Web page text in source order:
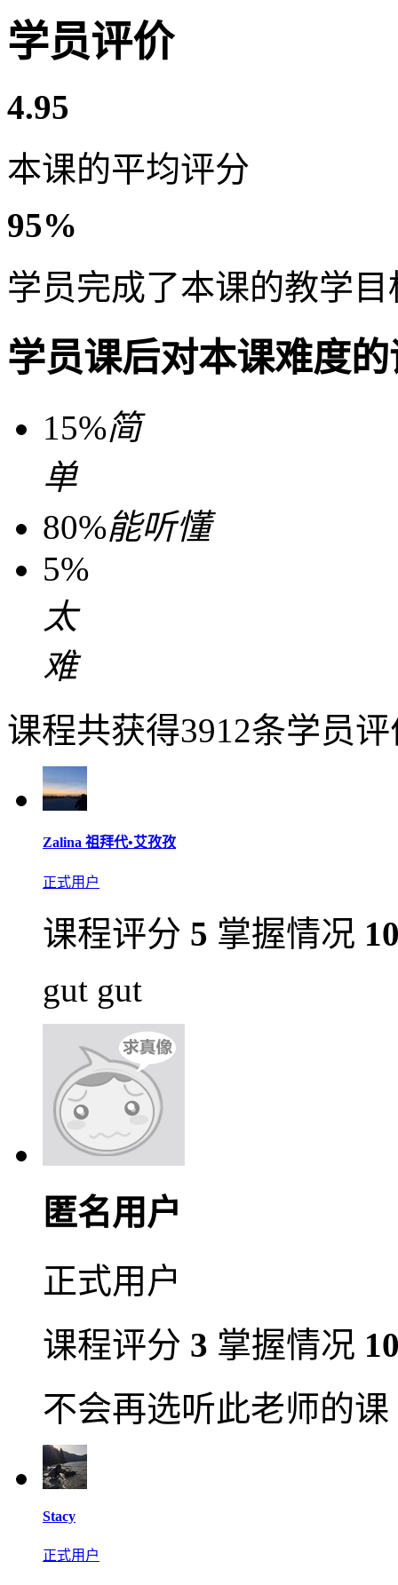
学员评价
4.95
本课的平均评分
95%
学员完成了本课的教学目
学员课后对本课难度
15%简
单
80%能听懂
5%
太
难
课程共获得3912条学员
Zalina 祖拜代•艾孜孜
正式用户
课程评分 5 掌握情况
gut gut
匿名用户
正式用户
课程评分 3 掌握情况
不会再选听此老师的课
Stacy
正式用户